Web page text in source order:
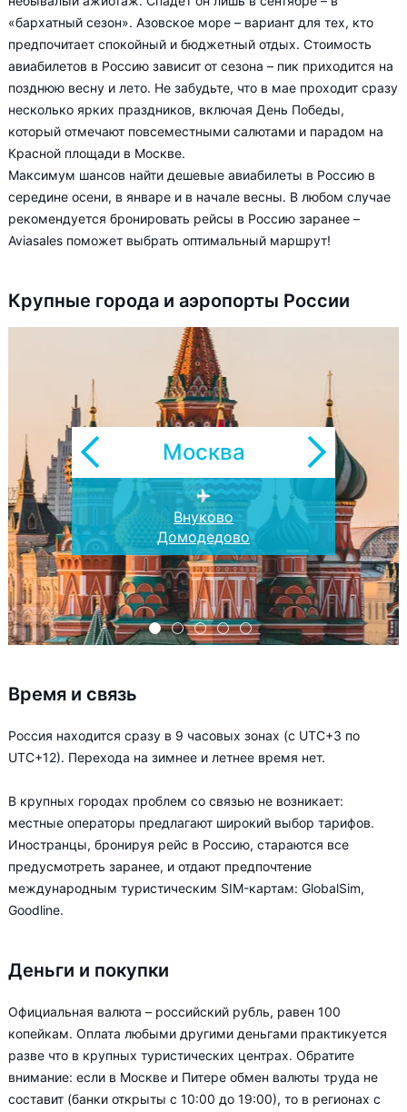
«бархатный сезон». Азовское море – вариант для тех, кто
предпочитает спокойный и бюджетный отдых. Стоимость
авиабилетов в Россию зависит от сезона – пик приходится на
позднюю весну и лето. Не забудьте, что в мае проходит сразу
несколько ярких праздников, включая День Победы,
который отмечают повсеместными салютами и парадом на
Красной площади в Москве.
Максимум шансов найти дешевые авиабилеты в Россию в
середине осени, в январе и в начале весны. В любом случае
рекомендуется бронировать рейсы в Россию заранее –
Aviasales поможет выбрать оптимальный маршрут!
Крупные города и аэропорты России
Москва
Внуково
Домодедово
Пулково
Казань
Толмачёво
Кольцово
Время и связь
Россия находится сразу в 9 часовых зонах (с UTC+3 по
UTC+12). Перехода на зимнее и летнее время нет.
В крупных городах проблем со связью не возникает:
местные операторы предлагают широкий выбор тарифов.
Иностранцы, бронируя рейс в Россию, стараются все
предусмотреть заранее, и отдают предпочтение
международным туристическим SIM-картам: GlobalSim,
Goodline.
Деньги и покупки
Официальная валюта – российский рубль, равен 100
копейкам. Оплата любыми другими деньгами практикуется
разве что в крупных туристических центрах. Обратите
внимание: если в Москве и Питере обмен валюты труда не
составит (банки открыты с 10:00 до 19:00), то в регионах с